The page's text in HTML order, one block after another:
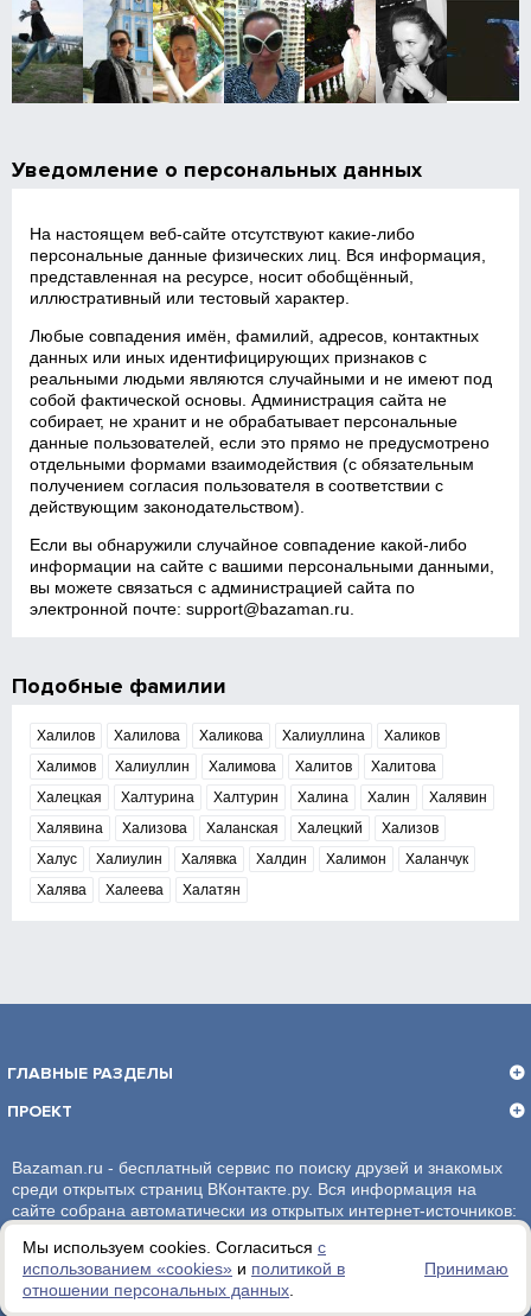
Мы используем cookies. Согласиться с
использованием «сookies» и политикой в
отношении персональных данных
Принимаю
Уведомление о персональных данных
На настоящем веб‑сайте отсутствуют какие‑либо
персональные данные физических лиц. Вся информация,
представленная на ресурсе, носит обобщённый,
иллюстративный или тестовый характер.
Любые совпадения имён, фамилий, адресов, контактных
данных или иных идентифицирующих признаков с
реальными людьми являются случайными и не имеют под
собой фактической основы. Администрация сайта не
собирает, не хранит и не обрабатывает персональные
данные пользователей, если это прямо не предусмотрено
отдельными формами взаимодействия (с обязательным
получением согласия пользователя в соответствии с
действующим законодательством).
Если вы обнаружили случайное совпадение какой‑либо
информации на сайте с вашими персональными данными,
вы можете связаться с администрацией сайта по
электронной почте:support@bazaman.ru
Подобные фамилии
Халилов Халилова Халикова Халиуллина
Халиков
Халимов
Халиуллин Халимова Халитов
Халитова
Халецкая
Халтурина Халтурин Халина Халин
Халявин
Халявина
Хализова Халанская Халецкий
Хализов
Халус
Халиулин Халявка Халдин Халимон
Халанчук
Халява
Халеева Халатян
ГЛАВНЫЕ РАЗДЕЛЫ
ПРОЕКТ
Bazaman.ru - бесплатный сервис по поиску друзей и знакомых
среди открытых страниц ВКонтакте.ру. Вся информация на
сайте собрана автоматически из открытых интернет-источников:
администрация сайта ответственности не несет.
Политика обработки персональных данных